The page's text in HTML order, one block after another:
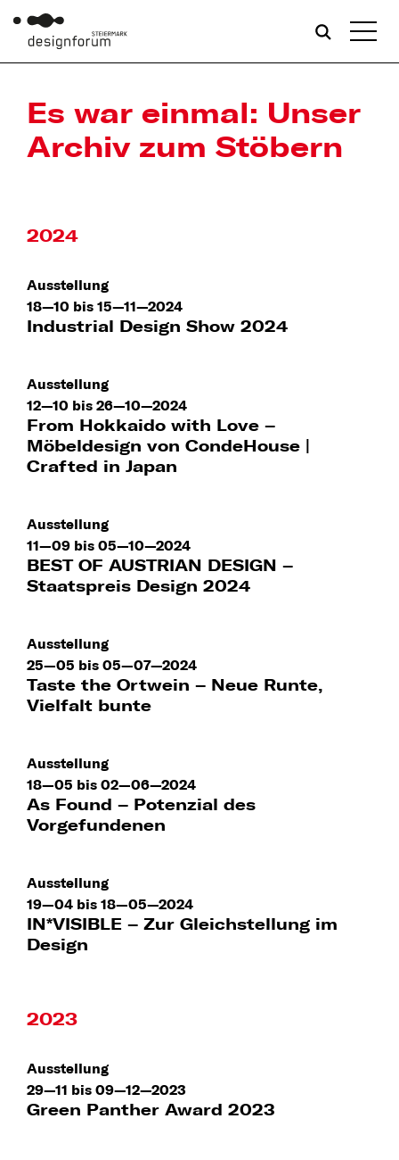
Es war einmal: Unser
Archiv zum Stöbern
2024
Ausstellung
18—10 bis 15—11—2024
Industrial Design Show 2024
Ausstellung
12—10 bis 26—10—2024
From Hokkaido with Love –
Möbeldesign von CondeHouse |
Crafted in Japan
Ausstellung
11—09 bis 05—10—2024
BEST OF AUSTRIAN DESIGN –
Staatspreis Design 2024
Ausstellung
25—05 bis 05—07—2024
Taste the Ortwein – Neue Runte,
Vielfalt bunte
Ausstellung
18—05 bis 02—06—2024
As Found – Potenzial des
Vorgefundenen
Ausstellung
19—04 bis 18—05—2024
IN*VISIBLE – Zur Gleichstellung im
Design
2023
Ausstellung
29—11 bis 09—12—2023
Green Panther Award 2023